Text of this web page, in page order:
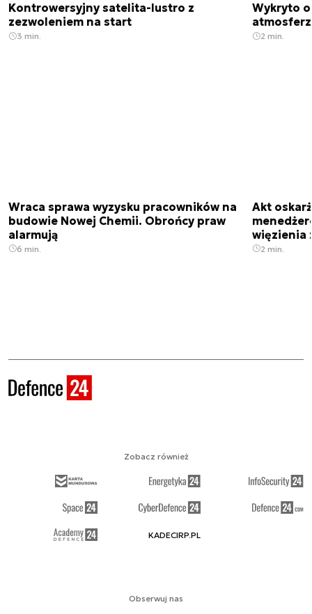
Kontrowersyjny satelita-lustro z
zezwoleniem na start
3 min.
Wykryto
2 min.
Wraca sprawa wyzysku pracowników na
budowie Nowej Chemii. Obrońcy praw
alarmują
6 min.
Akt
więzienia
2 min.
Obserwuj nas
Zobacz również
KADECIRP.PL